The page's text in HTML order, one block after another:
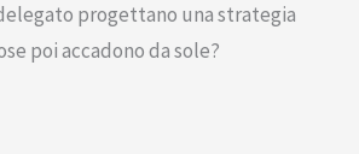
progettano una strategia
poi accadono da sole?